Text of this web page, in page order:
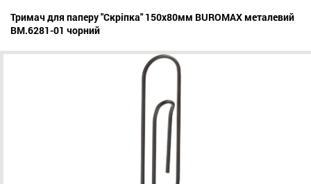
Тримач для паперу "Скріпка" 150x80мм BUROMAX металевий
BM.6281-01 чорний